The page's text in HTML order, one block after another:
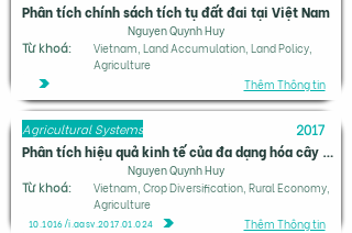
Phân tích chính sách tích tụ đất đai tại Việt Nam
Nguyen Quynh Huy
Từ khoá:
Vietnam, Land Accumulation, Land Policy,
Agriculture
Thêm Thông tin
Agricultural Systems
2017
Phân tích hiệu quả kinh tế của đa dạng hóa cây trồng ở nông thôn Việt Nam bằng hàm khoảng cách đầu vào
Nguyen Quynh Huy
Từ khoá:
Vietnam, Crop Diversification, Rural Economy,
Agriculture
10.1016/j.agsy.2017.01.024 Thêm Thông tin